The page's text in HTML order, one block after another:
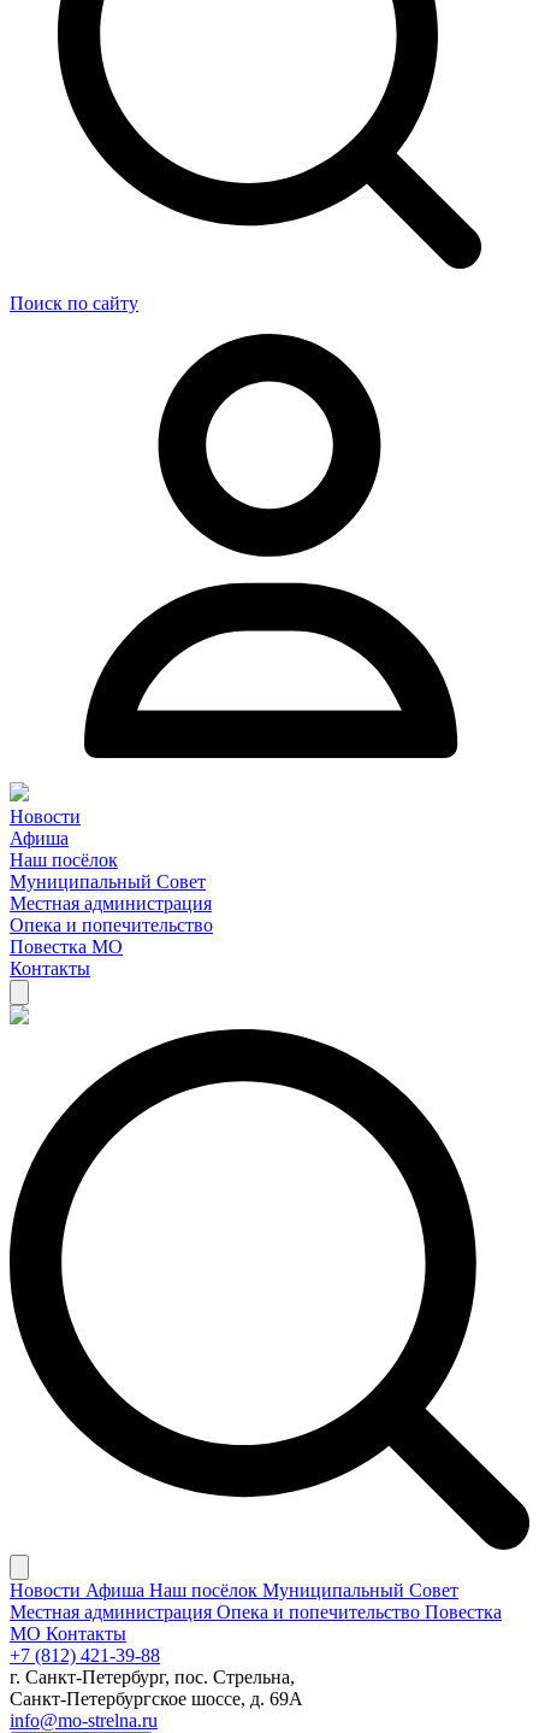
Поиск по сайту
Новости
Афиша
Наш посёлок
Муниципальный Совет
Местная администрация
Опека и попечительство
Повестка МО
Контакты
Новости Афиша Наш посёлок Муниципальный Совет
Местная администрация Опека и попечительство Повестка
МО Контакты
+7 (812) 421-39-88
г. Санкт-Петербург, пос. Стрельна,
Санкт-Петербургское шоссе, д. 69А
info@mo-strelna.ru